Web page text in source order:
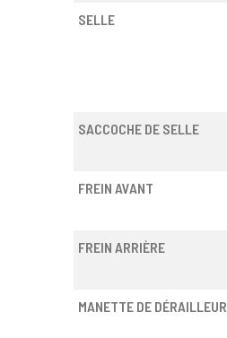
SELLE
SACCOCHE DE SELLE
FREIN AVANT
FREIN ARRIÈRE
MANETTE DE DÉRAILLEUR